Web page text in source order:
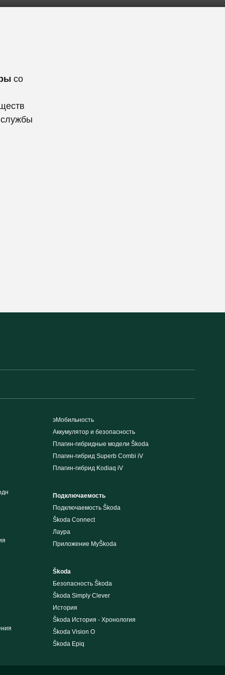
со
эМобильность
Аккумулятор и безопасность
Плагин-гибридные модели Škoda
Плагин-гибрид Superb Combi iV
Плагин-гибрид Kodiaq iV
Подключаемость
Подключаемость Škoda
Škoda Connect
Лаура
Приложение MyŠkoda
Škoda
Безопасность Škoda
Škoda Simply Clever
История
Škoda История - Хронология
Škoda Vision O
Škoda Epiq